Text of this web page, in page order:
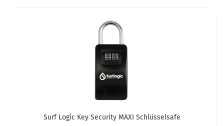
Surf Logic Key Security MAXI Schlüsselsafe